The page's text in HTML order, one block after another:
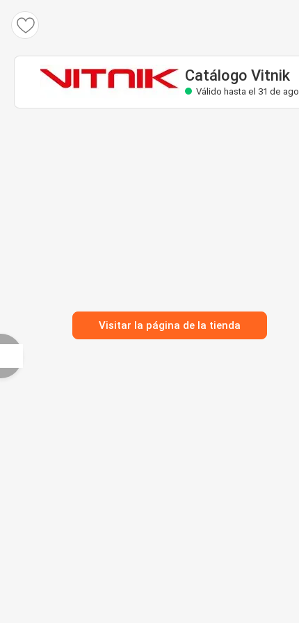
Catálogo Vitnik
Válido hasta el 31 de ago
Visitar la página de la tienda